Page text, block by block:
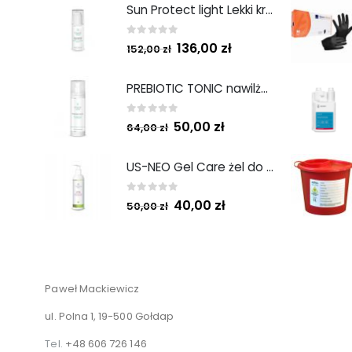
Sun Protect light Lekki krem ochronny SPF50 50ml
152,00zł 136,00 zł
PREBIOTIC TONIC nawilżający tonik z prebiotykami 200 ml
64,00zł 50,00 zł
US-NEO Gel Care żel do mycia twarzy z kwasem usninowym 200 ml.
50,00zł 40,00 zł
Paweł Mackiewicz
ul. Polna 1, 19-500 Gołdap
Tel. +48 606 726 146